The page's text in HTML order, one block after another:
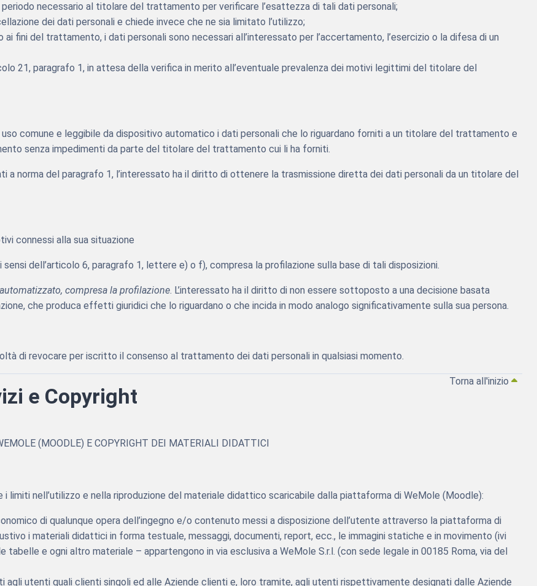
necessario al titolare del trattamento per verificare l’esattezza di tali dati personali;
dei dati personali e chiede invece che ne sia limitato l’utilizzo;
fini del trattamento, i dati personali sono necessari all’interessato per l’accertamento, l’esercizio o la difesa di un
21, paragrafo 1, in attesa della verifica in merito all’eventuale prevalenza dei motivi legittimi del titolare del
comune e leggibile da dispositivo automatico i dati personali che lo riguardano forniti a un titolare del trattamento e
senza impedimenti da parte del titolare del trattamento cui li ha forniti.
a norma del paragrafo 1, l’interessato ha il diritto di ottenere la trasmissione diretta dei dati personali da un titolare del
connessi alla sua situazione
dell’articolo 6, paragrafo 1, lettere e) o f), compresa la profilazione sulla base di tali disposizioni.
compresa la profilazione. L’interessato ha il diritto di non essere sottoposto a una decisione basata
che produca effetti giuridici che lo riguardano o che incida in modo analogo significativamente sulla sua persona.
di revocare per iscritto il consenso al trattamento dei dati personali in qualsiasi momento.
Torna all'inizio
e Copyright
(MOODLE) E COPYRIGHT DEI MATERIALI DIDATTICI
limiti nell’utilizzo e nella riproduzione del materiale didattico scaricabile dalla piattaforma di WeMole (Moodle):
di qualunque opera dell’ingegno e/o contenuto messi a disposizione dell’utente attraverso la piattaforma di
i materiali didattici in forma testuale, messaggi, documenti, report, ecc., le immagini statiche e in movimento (ivi
tabelle e ogni altro materiale – appartengono in via esclusiva a WeMole S.r.l. (con sede legale in 00185 Roma, via del
agli utenti quali clienti singoli ed alle Aziende clienti e, loro tramite, agli utenti rispettivamente designati dalle Aziende